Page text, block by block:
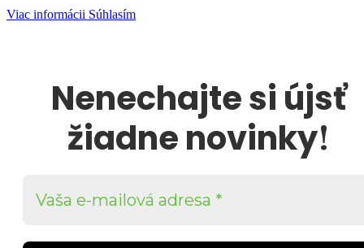
Viac informácii Viac
Súhlasím
Nenechajte si újsť
žiadne novinky!